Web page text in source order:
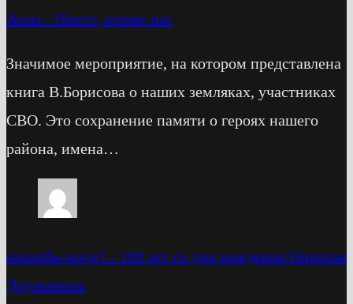
Анна - Никто, кроме нас
Значимое мероприятие, на котором представлена
книга В.Борисова о наших земляках, участниках
СВО. Это сохранение памяти о героях нашего
района, имена…
sosamba-novg1 - 100 лет со дня рождения Николая
Дружинина